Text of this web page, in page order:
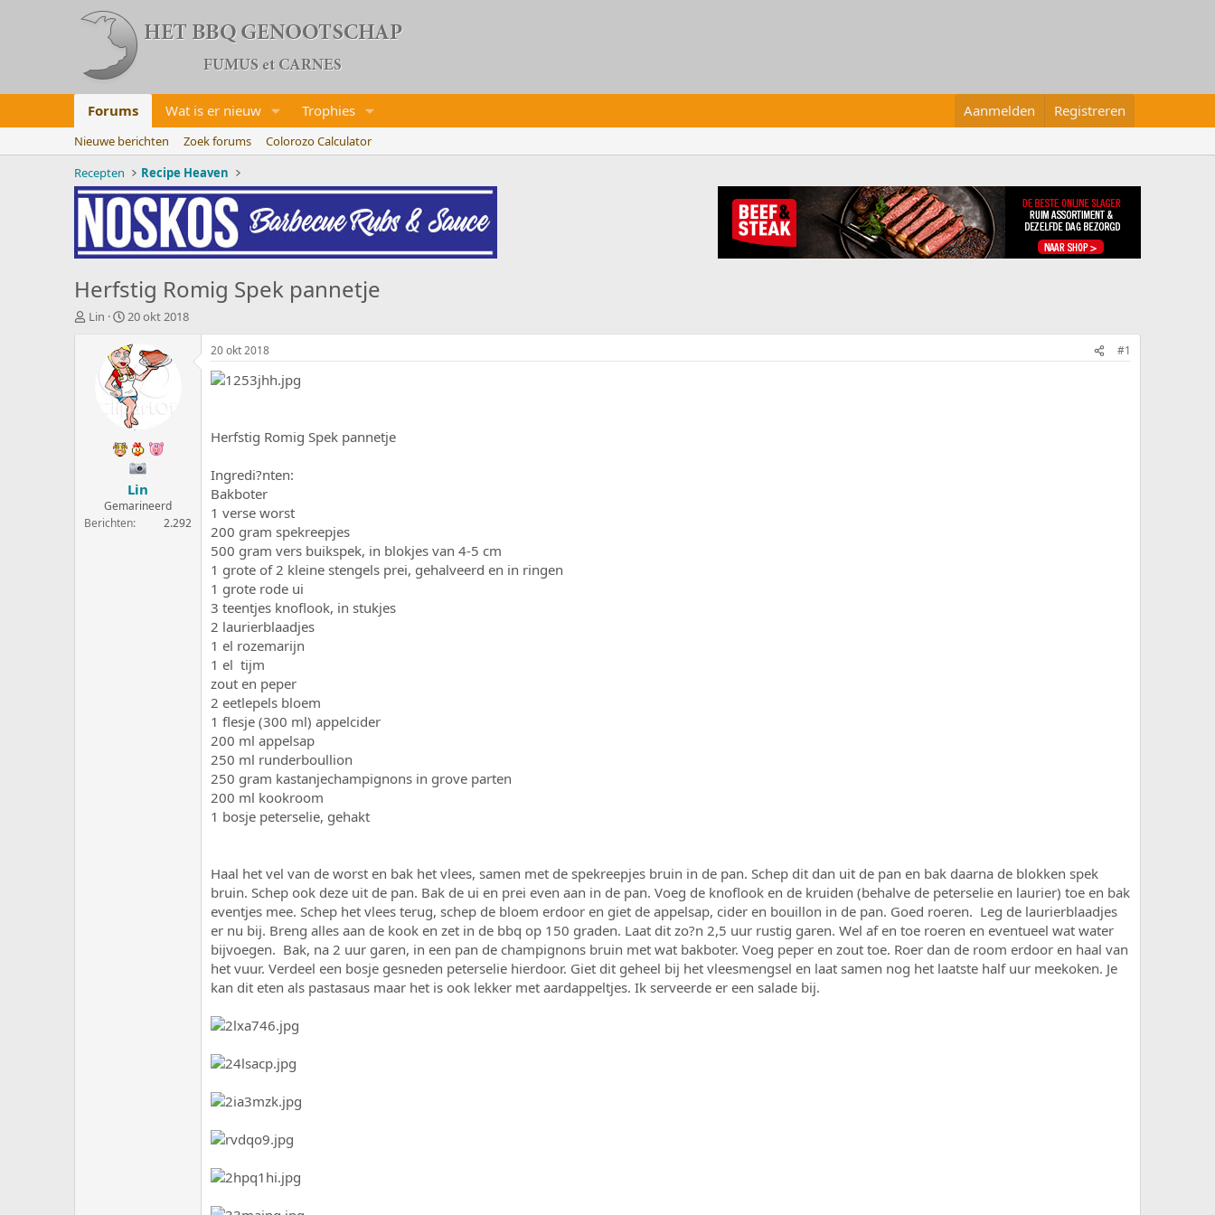
Forums Wat is er nieuw Trophies Aanmelden Registreren
Nieuwe berichten Zoek forums
Colorozo Calculator
Recepten
Recipe Heaven
Herfstig Romig Spek pannetje
O
t
Lin
S
a
r
t
d
a
t
u
m
20 okt 2018
Lin
Gemarineerd
Berichten
2.292
20 okt 2018 #1
Herfstig Romig Spek pannetje
Ingredi?nten:
Bakboter
1 verse worst
200 gram spekreepjes
500 gram vers buikspek, in blokjes van 4-5 cm
1 grote of 2 kleine stengels prei, gehalveerd en in ringen
1 grote rode ui
3 teentjes knoflook, in stukjes
2 laurierblaadjes
1 el rozemarijn
1 el tijm
zout en peper
2 eetlepels bloem
1 flesje (300 ml) appelcider
200 ml appelsap
250 ml runderboullion
250 gram kastanjechampignons in grove parten
200 ml kookroom
1 bosje peterselie, gehakt
Haal het vel van de worst en bak het vlees, samen met de spekreepjes bruin in de pan. Schep dit dan uit de pan en bak daarna de blokken spek
bruin. Schep ook deze uit de pan. Bak de ui en prei even aan in de pan. Voeg de knoflook en de kruiden (behalve de peterselie en laurier) toe en bak
eventjes mee. Schep het vlees terug, schep de bloem erdoor en giet de appelsap, cider en bouillon in de pan. Goed roeren. Leg de laurierblaadjes
er nu bij. Breng alles aan de kook en zet in de bbq op 150 graden. Laat dit zo?n 2,5 uur rustig garen. Wel af en toe roeren en eventueel wat water
bijvoegen. Bak, na 2 uur garen, in een pan de champignons bruin met wat bakboter. Voeg peper en zout toe. Roer dan de room erdoor en haal van
het vuur. Verdeel een bosje gesneden peterselie hierdoor. Giet dit geheel bij het vleesmengsel en laat samen nog het laatste half uur meekoken. Je
kan dit eten als pastasaus maar het is ook lekker met aardappeltjes. Ik serveerde er een salade bij.